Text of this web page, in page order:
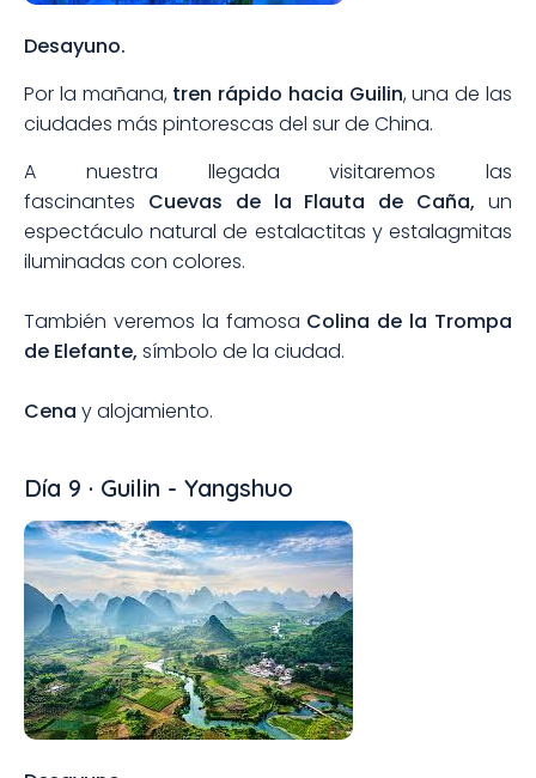
Desayuno.
Por la mañana, tren rápido hacia Guilin, una de las
ciudades más pintorescas del sur de China.
A nuestra llegada visitaremos las
fascinantes Cuevas de la Flauta de Caña, un
espectáculo natural de estalactitas y estalagmitas
iluminadas con colores.
También veremos la famosa Colina de la Trompa
de Elefante, símbolo de la ciudad.
Cena y alojamiento.
Día 9 · Guilin - Yangshuo